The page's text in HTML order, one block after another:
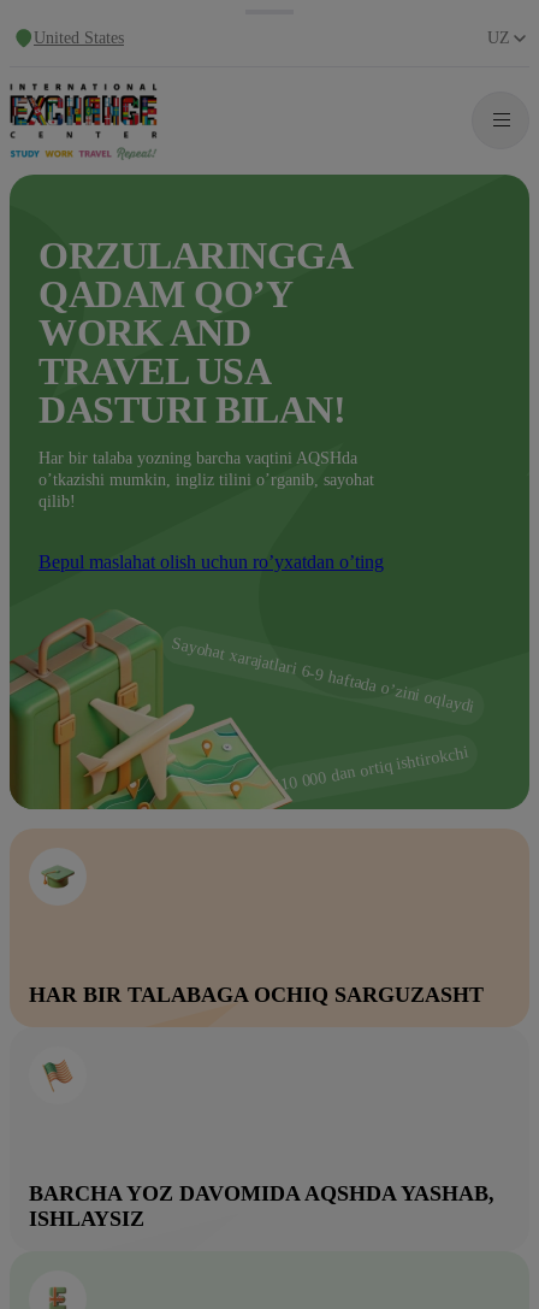
United States UZ
ORZULARINGGA
QADAM QO’Y
WORK AND
TRAVEL USA
DASTURI BILAN!
Har bir talaba yozning barcha vaqtini AQSHda
o’tkazishi mumkin, ingliz tilini o’rganib, sayohat
qilib!
Bepul maslahat olish uchun ro’yxatdan o’ting
110 000 dan ortiq ishtirokchi
Sayohat xarajatlari 6-9 haftada o’zini oqlaydi
HAR BIR TALABAGA OCHIQ SARGUZASHT
BARCHA YOZ DAVOMIDA AQSHDA YASHAB,
ISHLAYSIZ